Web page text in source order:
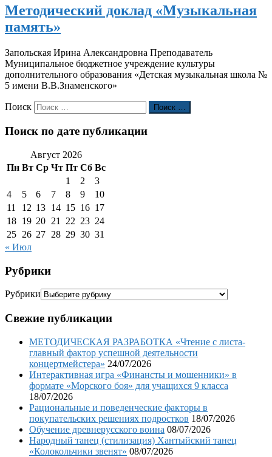
Методический доклад «Музыкальная
память»​​​​​​​
Запольская Ирина Александровна Преподаватель
Муниципальное бюджетное учреждение культуры
дополнительного образования «Детская музыкальная школа №
5 имени В.В.Знаменского»
Поиск Поиск …
Поиск по дате публикации
Август 2026
Пн Вт Ср Чт Пт Сб Вс
1
2
3
4
5 6 7 8 9
10
11
12 13 14 15 16 17
18 19 20 21 22 23 24
25 26 27 28 29 30 31
« Июл
Рубрики
Рубрики
Свежие публикации
МЕТОДИЧЕСКАЯ РАЗРАБОТКА «Чтение с листа-
главный фактор успешной деятельности
концертмейстера» 24/07/2026
Интерактивная игра «Финансты и мошенники» в
формате «Морского боя» для учащихся 9 класса
18/07/2026
Рациональные и поведенческие факторы в
покупательских решениях подростков 18/07/2026
Обучение древнерусского воина 08/07/2026
Народный танец (стилизация) Хантыйский танец
«Колокольчики звенят» 08/07/2026